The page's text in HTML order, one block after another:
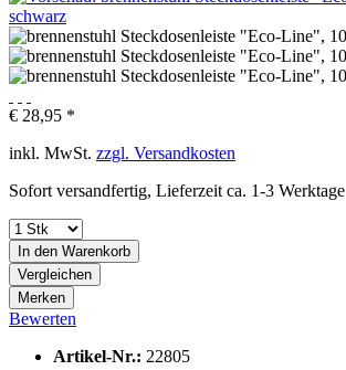
€ 28,95 *
inkl. MwSt. zzgl. Versandkosten
Sofort versandfertig, Lieferzeit ca. 1-3 Werktage
In den Warenkorb
Vergleichen
Merken
Bewerten
Artikel-Nr.: 22805